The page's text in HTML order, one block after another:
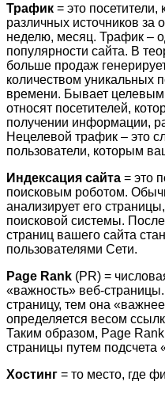
Трафик = это посетители,
различных источников за
неделю, месяц. Трафик –
популярности сайта. В
больше продаж
количеством уникальных
времени. Бывает
относят посетителей,
получении информации,
Нецелевой трафик – это
пользователи, которым
Индексация сайта = это
поисковым роботом.
анализирует его
поисковой системы.
страниц вашего сайта
пользователями Сети.
Page Rank (PR) =
«важность» веб-
страницу, тем она
определяется весом
Таким образом, Page
страницы путем подсчета
Хостинг = то место, где